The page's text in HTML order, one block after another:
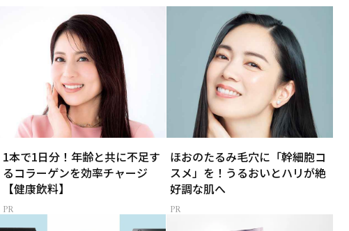
1本で1日分！年齢と共に不足す
るコラーゲンを効率チャージ
【健康飲料】
ほおのたるみ毛穴に「幹細胞コ
スメ」を！うるおいとハリが絶
好調な肌へ